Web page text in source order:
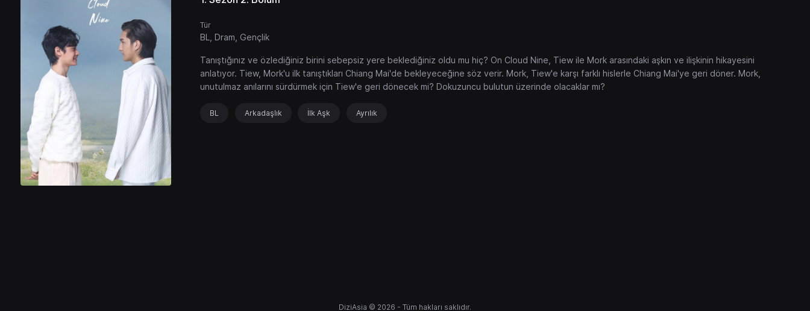
Tür
BL, Dram, Gençlik
Tanıştığınız ve özlediğiniz birini sebepsiz yere beklediğiniz oldu mu hiç? On Cloud Nine, Tiew ile Mork arasındaki aşkın ve ilişkinin hikayesini
anlatıyor. Tiew, Mork'u ilk tanıştıkları Chiang Mai'de bekleyeceğine söz verir. Mork, Tiew'e karşı farklı hislerle Chiang Mai'ye geri döner. Mork,
unutulmaz anılarını sürdürmek için Tiew'e geri dönecek mi? Dokuzuncu bulutun üzerinde olacaklar mı?
BL Arkadaşlık İlk Aşk Ayrılık
DiziAsia © 2026 - Tüm hakları saklıdır.